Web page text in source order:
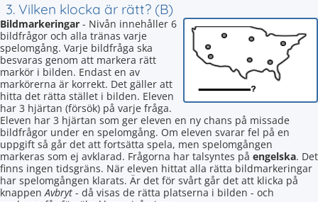
3. Vilken klocka är rätt? (B)
Bildmarkeringar - Nivån innehåller 6
bildfrågor och alla tränas varje
spelomgång. Varje bildfråga ska
besvaras genom att markera rätt
markör i bilden. Endast en av
markörerna är korrekt. Det gäller att
hitta det rätta stället i bilden. Eleven
har 3 hjärtan (försök) på varje fråga.
Eleven har 3 hjärtan som ger eleven en ny chans på missade
bildfrågor under en spelomgång. Om eleven svarar fel på en
uppgift så går det att fortsätta spela, men spelomgången
markeras som ej avklarad. Frågorna har talsyntes på engelska. Det
finns ingen tidsgräns. När eleven hittat alla rätta bildmarkeringar
har spelomgången klarats. Är det för svårt går det att klicka på
knappenAvbryt - då visas de rätta platserna i bilden - och